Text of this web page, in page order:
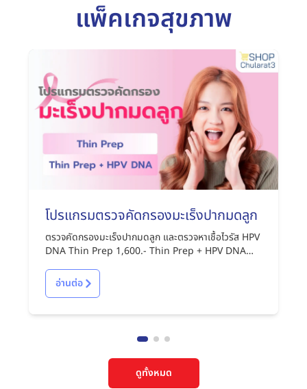
แพ็คเกจสุขภาพ
โปรแกรมตรวจคัดกรองมะเร็งปากมดลูก
ตรวจคัดกรองมะเร็งปากมดลูก และตรวจหาเชื้อไวรัส HPV
DNA Thin Prep 1,600.- Thin Prep + HPV DNA
อ่านต่อ
ดูทั้งหมด